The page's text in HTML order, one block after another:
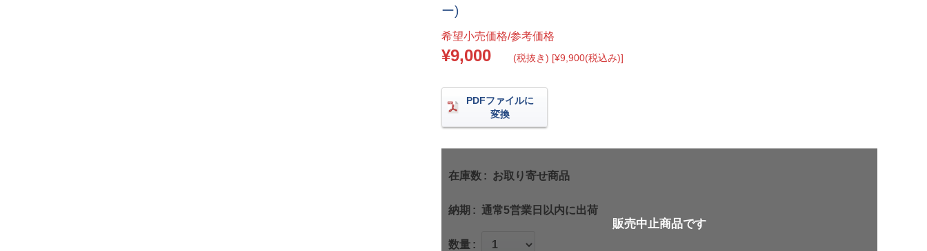
ー)
希望小売価格/参考価格
¥9,000 (税抜き) [¥9,900(税込み)]
PDFファイルに
変換
在庫数 お取り寄せ商品
納期 通常5営業日以内に出荷
数量
販売中止商品です